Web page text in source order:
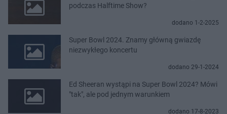
podczas Halftime Show?
dodano 1-2-2025
Super Bowl 2024. Znamy główną gwiazdę
niezwykłego koncertu
dodano 29-1-2024
Ed Sheeran wystąpi na Super Bowl 2024? Mówi
"tak", ale pod jednym warunkiem
dodano 17-8-2023